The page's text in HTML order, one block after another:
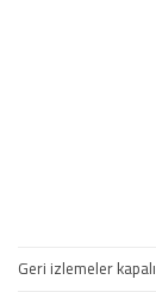
Geri izlemeler